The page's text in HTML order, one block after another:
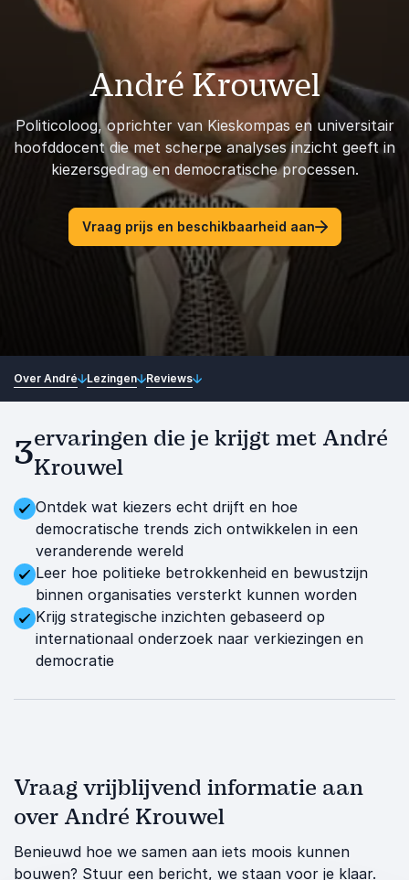
André Krouwel
Politicoloog, oprichter van Kieskompas en universitair
hoofddocent die met scherpe analyses inzicht geeft in
kiezersgedrag en democratische processen.
Vraag prijs en beschikbaarheid aan
Over André Lezingen Reviews
3ervaringen die je krijgt met André
Krouwel
Ontdek wat kiezers echt drijft en hoe
democratische trends zich ontwikkelen in een
veranderende wereld
Leer hoe politieke betrokkenheid en bewustzijn
binnen organisaties versterkt kunnen worden
Krijg strategische inzichten gebaseerd op
internationaal onderzoek naar verkiezingen en
democratie
Vraag vrijblijvend informatie aan
over André Krouwel
Benieuwd hoe we samen aan iets moois kunnen
bouwen? Stuur een bericht, we staan voor je klaar.